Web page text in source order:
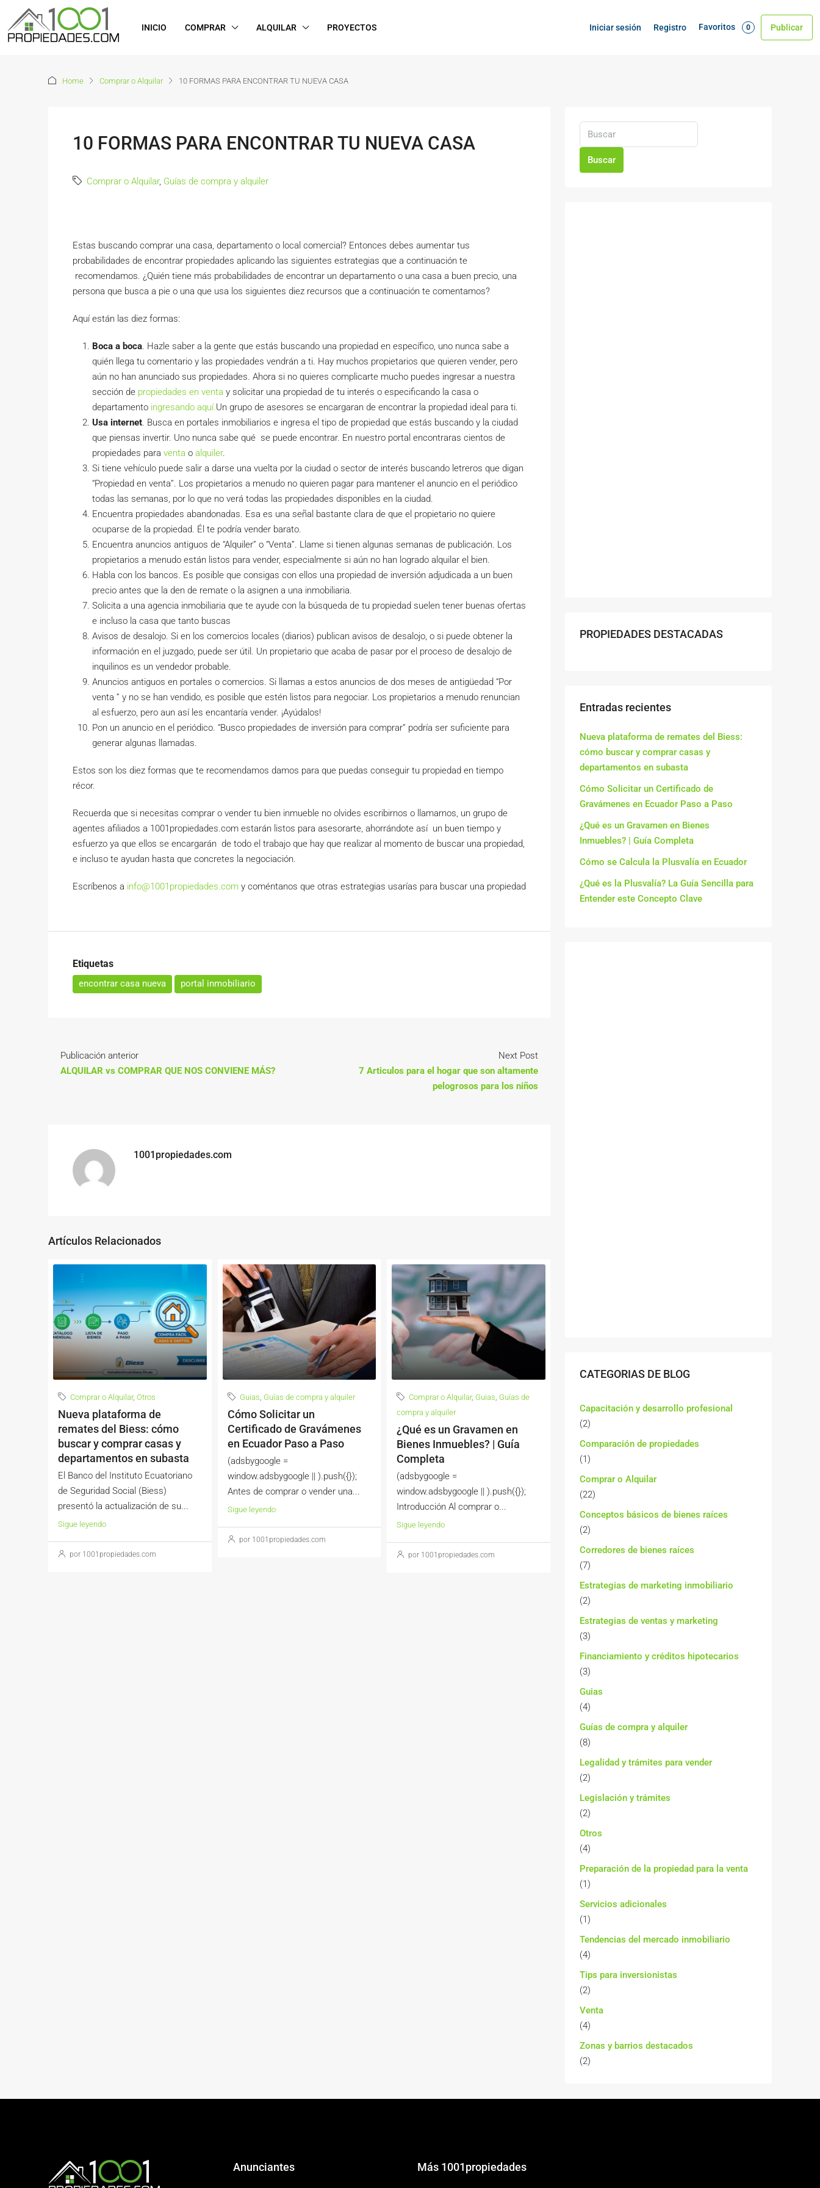
INICIO COMPRAR ALQUILAR PROYECTOS Iniciar sesión Registro Favoritos 0 Publicar
Home Comprar o Alquilar 10 FORMAS PARA ENCONTRAR TU NUEVA CASA
10 FORMAS PARA ENCONTRAR TU NUEVA CASA
Comprar o Alquilar, Guías de compra y alquiler
Estas buscando comprar una casa, departamento o local comercial? Entonces debes aumentar tus
probabilidades de encontrar propiedades aplicando las siguientes estrategias que a continuación te
recomendamos. ¿Quién tiene más probabilidades de encontrar un departamento o una casa a buen precio, una
persona que busca a pie o una que usa los siguientes diez recursos que a continuación te comentamos?
Aquí están las diez formas:
Boca a boca. Hazle saber a la gente que estás buscando una propiedad en específico, uno nunca sabe a
quién llega tu comentario y las propiedades vendrán a ti. Hay muchos propietarios que quieren vender, pero
aún no han anunciado sus propiedades. Ahora si no quieres complicarte mucho puedes ingresar a nuestra
sección de propiedades en venta y solicitar una propiedad de tu interés o especificando la casa o
departamento ingresando aquí.Un grupo de asesores se encargaran de encontrar la propiedad ideal para ti.
Usa internet. Busca en portales inmobiliarios e ingresa el tipo de propiedad que estás buscando y la ciudad
que piensas invertir. Uno nunca sabe qué se puede encontrar. En nuestro portal encontraras cientos de
propiedades para venta o alquiler.
Si tiene vehículo puede salir a darse una vuelta por la ciudad o sector de interés buscando letreros que digan
“Propiedad en venta”. Los propietarios a menudo no quieren pagar para mantener el anuncio en el periódico
todas las semanas, por lo que no verá todas las propiedades disponibles en la ciudad.
Encuentra propiedades abandonadas. Esa es una señal bastante clara de que el propietario no quiere
ocuparse de la propiedad. Él te podría vender barato.
Encuentra anuncios antiguos de “Alquiler” o “Venta”. Llame si tienen algunas semanas de publicación. Los
propietarios a menudo están listos para vender, especialmente si aún no han logrado alquilar el bien.
Habla con los bancos. Es posible que consigas con ellos una propiedad de inversión adjudicada a un buen
precio antes que la den de remate o la asignen a una inmobiliaria.
Solicita a una agencia inmobiliaria que te ayude con la búsqueda de tu propiedad suelen tener buenas ofertas
e incluso la casa que tanto buscas
Avisos de desalojo. Si en los comercios locales (diarios) publican avisos de desalojo, o si puede obtener la
información en el juzgado, puede ser útil. Un propietario que acaba de pasar por el proceso de desalojo de
inquilinos es un vendedor probable.
Anuncios antiguos en portales o comercios. Si llamas a estos anuncios de dos meses de antigüedad “Por
venta ” y no se han vendido, es posible que estén listos para negociar. Los propietarios a menudo renuncian
al esfuerzo, pero aun así les encantaría vender. ¡Ayúdalos!
Pon un anuncio en el periódico. “Busco propiedades de inversión para comprar” podría ser suficiente para
generar algunas llamadas.
Estos son los diez formas que te recomendamos damos para que puedas conseguir tu propiedad en tiempo
récor.
Recuerda que si necesitas comprar o vender tu bien inmueble no olvides escribirnos o llamarnos, un grupo de
agentes afiliados a 1001propiedades.com estarán listos para asesorarte, ahorrándote así un buen tiempo y
esfuerzo ya que ellos se encargarán de todo el trabajo que hay que realizar al momento de buscar una propiedad,
e incluso te ayudan hasta que concretes la negociación.
Escríbenos a info@1001propiedades.com y coméntanos que otras estrategias usarías para buscar una propiedad
Etiquetas
encontrar casa nueva portal inmobiliario
Publicación anterior
ALQUILAR vs COMPRAR QUE NOS CONVIENE MÁS?
Next Post
7 Articulos para el hogar que son altamente
pelogrosos para los niños
1001propiedades.com
Artículos Relacionados
Comprar o Alquilar, Otros
Nueva plataforma de
remates del Biess: cómo
buscar y comprar casas y
departamentos en subasta
El Banco del Instituto Ecuatoriano
de Seguridad Social (Biess)
presentó la actualización de su...
Sigue leyendo
por 1001propiedades.com
Guias Guías de compra y alquiler
Cómo Solicitar un
Certificado de Gravámenes
en Ecuador Paso a Paso
(adsbygoogle =
window.adsbygoogle || ).push({});
Antes de comprar o vender una...
Sigue leyendo
por 1001propiedades.com
Comprar o Alquilar, Guias Guías de
compra y alquiler
¿Qué es un Gravamen en
Bienes Inmuebles? | Guía
Completa
(adsbygoogle =
window.adsbygoogle || ).push({});
Introducción Al comprar o...
Sigue leyendo
por 1001propiedades.com
Buscar
PROPIEDADES DESTACADAS
Entradas recientes
Nueva plataforma de remates del Biess:
cómo buscar y comprar casas y
departamentos en subasta
Cómo Solicitar un Certificado de
Gravámenes en Ecuador Paso a Paso
¿Qué es un Gravamen en Bienes
Inmuebles? | Guía Completa
Cómo se Calcula la Plusvalía en Ecuador
¿Qué es la Plusvalía? La Guía Sencilla para
Entender este Concepto Clave
CATEGORIAS DE BLOG
Capacitación y desarrollo profesional
(2)
Comparación de propiedades
(1)
Comprar o Alquilar
(22)
Conceptos básicos de bienes raíces
(2)
Corredores de bienes raíces
(7)
Estrategias de marketing inmobiliario
(2)
Estrategias de ventas y marketing
(3)
Financiamiento y créditos hipotecarios
(3)
Guias
(4)
Guías de compra y alquiler
(8)
Legalidad y trámites para vender
(2)
Legislación y trámites
(2)
Otros
(4)
Preparación de la propiedad para la venta
(1)
Servicios adicionales
(1)
Tendencias del mercado inmobiliario
(4)
Tips para inversionistas
(2)
Venta
(4)
Zonas y barrios destacados
(2)
Anunciantes Más 1001propiedades